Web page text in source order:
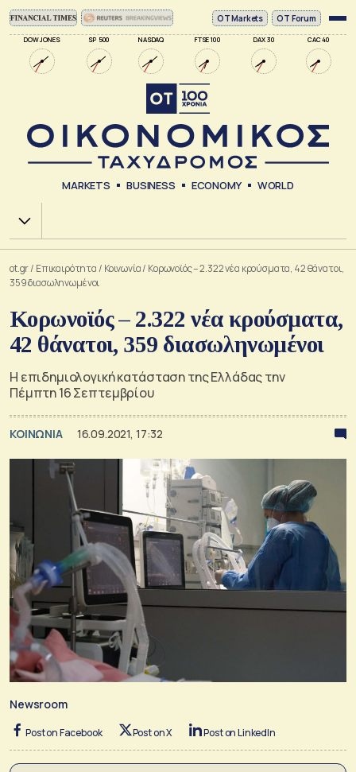
DOW JONES SP 500 NASDAQ FTSE 100 DAX 30 CAC 40
ΟΤ Markets OT Forum
MARKETS BUSINESS ECONOMY WORLD
Χ.Α.
ot.gr/ Επικαιρότητα / Κοινωνία/ Κορωνοϊός – 2.322 νέα κρούσματα, 42 θάνατοι,
359 διασωληνωμένοι
Κορωνοϊός – 2.322 νέα κρούσματα,
42 θάνατοι, 359 διασωληνωμένοι
Η επιδημιολογική κατάσταση της Ελλάδας την
Πέμπτη 16 Σεπτεμβρίου
ΚΟΙΝΩΝΙΑ 16.09.2021, 17:32
Newsroom
Post on Facebook Post on X Post on LinkedIn